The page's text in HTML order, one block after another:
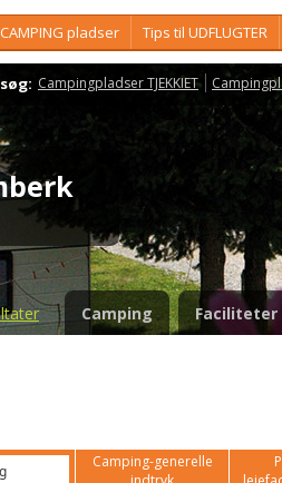
CAMPING pladser Tips til UDFLUGTER
søg: Campingpladser TJEKKIET
Camping Faciliteter
Camping-generelle